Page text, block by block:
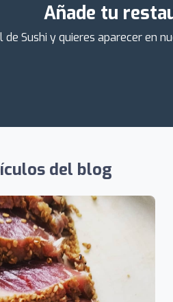
Añade tu
de Sushi y quieres aparecer en
del blog